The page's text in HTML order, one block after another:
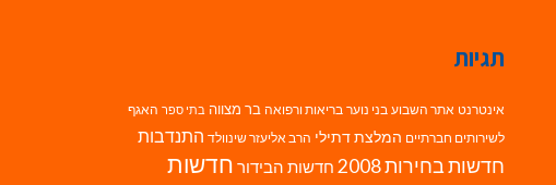
תגיות
אינטרנט אתר השבוע בני נוער בריאות ורפואה בר מצווה בתי ספר האגף
לשירותים חברתיים המלצת דתילי הרב אליעזר שינוולד התנדבות
חדשות בחירות 2008 חדשות הבידור חדשות